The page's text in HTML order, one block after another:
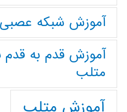
آموزش شبکه
آموزش قدم به قدم
متلب